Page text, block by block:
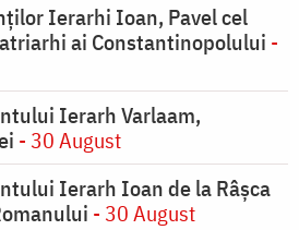
Ierarhi Ioan, Pavel cel
ai Constantinopolului -
Ierarh Varlaam,
- 30 August
Ierarh Ioan de la Râșca
- 30 August